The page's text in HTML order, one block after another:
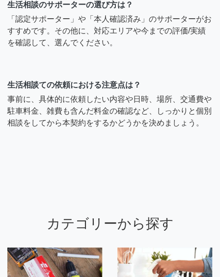
生活相談のサポーターの選び方は？
「認定サポーター」や「本人確認済み」のサポーターがお
すすめです。その他に、対応エリアや今までの評価/実績
を確認して、選んでください。
生活相談ての依頼における注意点は？
事前に、具体的に依頼したい内容や日時、場所、交通費や
駐車料金、雑費も含んだ料金の確認など、しっかりと個別
相談をしてから本契約をするかどうかを決めましょう。
カテゴリーから探す